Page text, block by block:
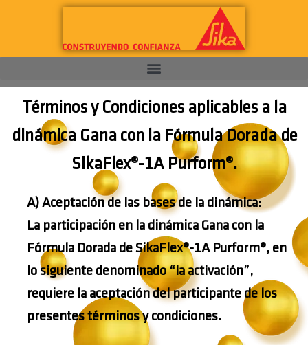
Términos y Condiciones aplicables a la
dinámica Gana con la Fórmula Dorada de
SikaFlex®-1A Purform®.
A) Aceptación de las bases de la dinámica:
La participación en la dinámica Gana con la
Fórmula Dorada de SikaFlex®-1A Purform®, en
lo siguiente denominado “la activación”,
requiere la aceptación del participante de los
presentes términos y condiciones.